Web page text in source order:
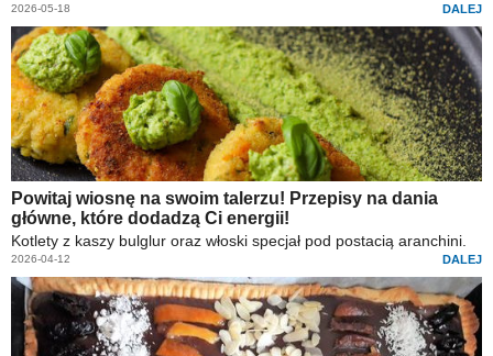
2026-05-18 DALEJ
Powitaj wiosnę na swoim talerzu! Przepisy na dania
główne, które dodadzą Ci energii!
Kotlety z kaszy bulglur oraz włoski specjał pod postacią aranchini.
2026-04-12 DALEJ